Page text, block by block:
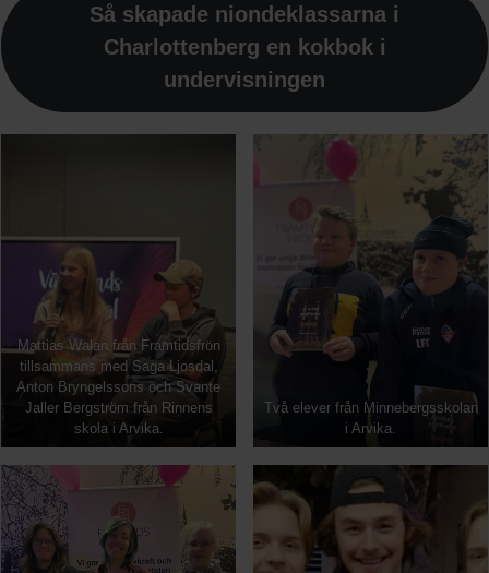
Så skapade niondeklassarna i
Charlottenberg en kokbok i
undervisningen
Mattias Walan från Framtidsfrön
tillsammans med Saga Ljosdal,
Anton Bryngelssons och Svante
Jaller Bergström från Rinnens
skola i Arvika.
Två elever från Minnebergsskolan
i Arvika.